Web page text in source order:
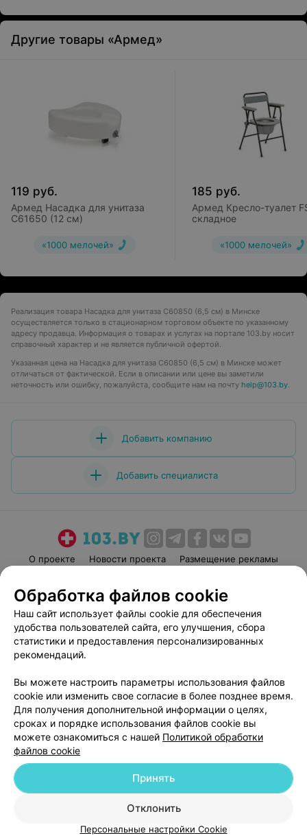
Другие товары «Армед»
119 руб.
Армед Насадка для унитаза
C61650 (12 см)
«1000 мелочей»
185 руб.
Армед Кресло-туалет
складное
«1000 мелочей»
Реализация товара Насадка для унитаза С60850 (6,5 см) в Минске
осуществляется только в стационарном торговом объекте по указанному
адресу продавца. Информация о товарах и услугах на портале 103.by носит
справочный характер и не является публичной офертой.
Указанная цена на Насадка для унитаза С60850 (6,5 см) в Минске может
отличаться от фактической. Если в описании или цене вы заметили
неточность или ошибку, пожалуйста, сообщите нам на почту help@103.by.
Добавить компанию
Добавить специалиста
О проекте Новости проекта
Размещение рекламы
Пользовательское соглашение
Способы оплаты
Вакансии
Партнеры
Написать руководителю 103.by
Обработка персональных данных
© 2026 ООО «Артокс Лаб», УНП 191700409
| 220012, Республика Беларусь,
г. Минск, улица Толбухина, 2, пом. 16 | help@103.by
Служба поддержки +375 291212755
Обработка файлов cookie
Наш сайт использует файлы cookie для обеспечения
удобства пользователей сайта, его улучшения, сбора
статистики и предоставления персонализированных
рекомендаций.
Вы можете настроить параметры использования файлов
cookie или изменить свое согласие в более позднее время.
Для получения дополнительной информации о целях,
сроках и порядке использования файлов cookie вы
можете ознакомиться с нашей Политикой обработки
файлов cookie
Отклонить
Принять
Персональные настройки Cookie